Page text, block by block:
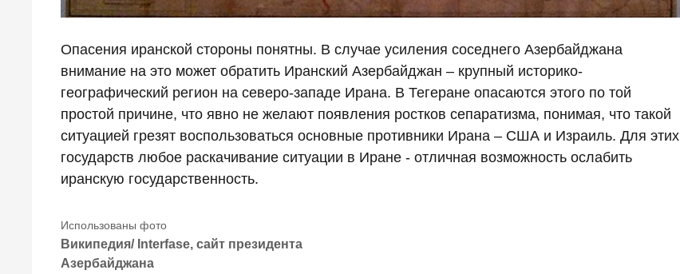
Опасения иранской стороны понятны. В случае усиления соседнего Азербайджана
внимание на это может обратить Иранский Азербайджан – крупный историко-
географический регион на северо-западе Ирана. В Тегеране опасаются этого по той
простой причине, что явно не желают появления ростков сепаратизма, понимая, что такой
ситуацией грезят воспользоваться основные противники Ирана – США и Израиль. Для этих
государств любое раскачивание ситуации в Иране - отличная возможность ослабить
иранскую государственность.
Википедия/ Interfase, сайт президента
Азербайджана